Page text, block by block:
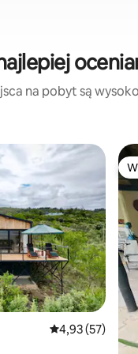
na pobyt są
Średnia ocena:
4,93 (57)